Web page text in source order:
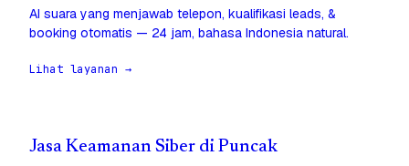
AI suara yang menjawab telepon, kualifikasi leads, &
booking otomatis — 24 jam, bahasa Indonesia natural.
Lihat layanan →
Jasa Keamanan Siber di Puncak